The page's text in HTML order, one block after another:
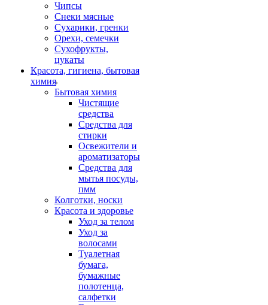
Чипсы
Снеки мясные
Сухарики, гренки
Орехи, семечки
Сухофрукты,
цукаты
Красота, гигиена, бытовая
химия
Бытовая химия
Чистящие
средства
Средства для
стирки
Освежители и
ароматизаторы
Средства для
мытья посуды,
пмм
Колготки, носки
Красота и здоровье
Уход за телом
Уход за
волосами
Туалетная
бумага,
бумажные
полотенца,
салфетки